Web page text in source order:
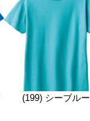
(199) シーブルー